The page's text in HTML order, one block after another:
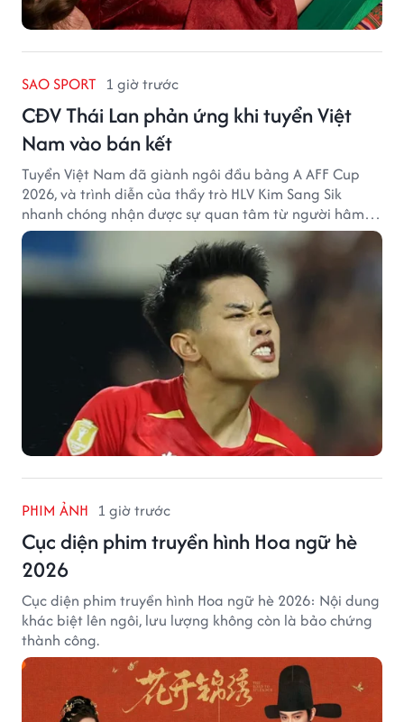
SAO SPORT 1 giờ trước
CĐV Thái Lan phản ứng khi tuyển Việt
Nam vào bán kết
Tuyển Việt Nam đã giành ngôi đầu bảng A AFF Cup
2026, và trình diễn của thầy trò HLV Kim Sang Sik
nhanh chóng nhận được sự quan tâm từ người hâm
mộ Thái Lan.
PHIM ẢNH 1 giờ trước
Cục diện phim truyền hình Hoa ngữ hè
2026
Cục diện phim truyền hình Hoa ngữ hè 2026: Nội dung
khác biệt lên ngôi, lưu lượng không còn là bảo chứng
thành công.